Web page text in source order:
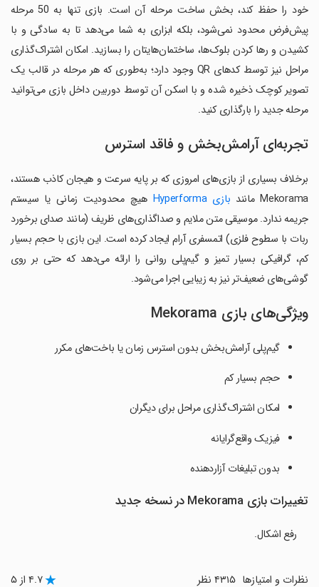
خود را حفظ کند، بخش ساخت مرحله آن است. بازی تنها به 50 مرحله
پیش‌فرض محدود نمی‌شود، بلکه ابزاری به شما می‌دهد تا به سادگی و با
کشیدن و رها کردن بلوک‌ها، ساختمان‌هایتان را بسازید. امکان اشتراک‌گذاری
مراحل نیز توسط کدهای QR وجود دارد؛ به‌طوری که هر مرحله در قالب یک
تصویر کوچک ذخیره شده و با اسکن آن توسط دوربین داخل بازی می‌توانید
مرحله جدید را بارگذاری کنید.
تجربه‌ای آرامش‌بخش و فاقد استرس
برخلاف بسیاری از بازی‌های امروزی که بر پایه سرعت و هیجان کاذب هستند،
Mekorama مانند
بازی Hyperforma
هیچ محدودیت زمانی یا سیستم
جریمه ندارد. موسیقی متن ملایم و صداگذاری‌های ظریف (مانند صدای برخورد
ربات با سطوح فلزی) اتمسفری آرام ایجاد کرده است. این بازی با حجم بسیار
کم، گرافیکی بسیار تمیز و گیم‌پلی روانی را ارائه می‌دهد که حتی بر روی
گوشی‌های ضعیف‌تر نیز به زیبایی اجرا می‌شود.
ویژگی‌های بازی Mekorama
گیم‌پلی آرامش‌بخش بدون استرس زمان یا باخت‌های مکرر
حجم بسیار کم
امکان اشتراک‌گذاری مراحل برای دیگران
فیزیک واقع‌گرایانه
بدون تبلیغات آزاردهنده
تغییرات بازی Mekorama در نسخه جدید
رفع اشکال.
نظرات و امتیازها ۴.۷ از ۵